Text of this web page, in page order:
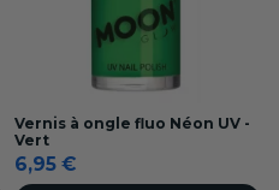
Vernis à ongle fluo Néon UV -
Vert
6,95 €